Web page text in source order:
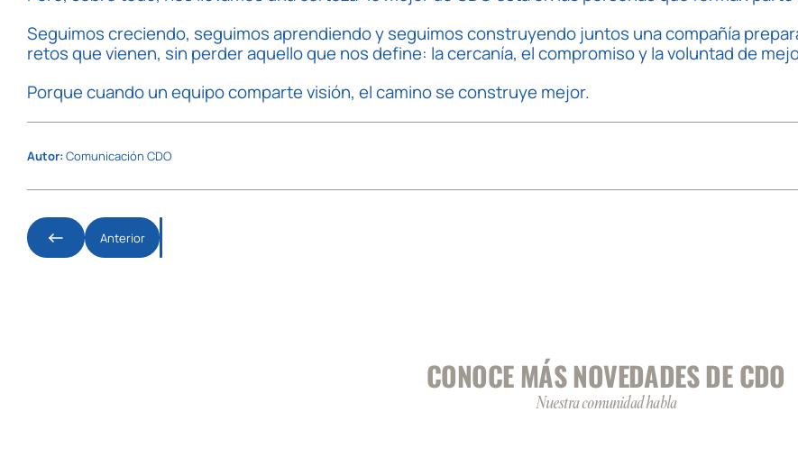
Seguimos creciendo, seguimos aprendiendo y seguimos construyendo juntos una compañía
retos que vienen, sin perder aquello que nos define: la cercanía, el compromiso y la voluntad de
Porque cuando un equipo comparte visión, el camino se construye mejor.
Autor: Comunicación CDO
Anterior
CONOCE MÁS NOVEDADES DE CDO
Nuestra comunidad habla